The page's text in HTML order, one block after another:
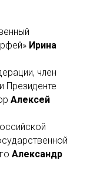
Ирина
член
Президенте
Алексей
Александр